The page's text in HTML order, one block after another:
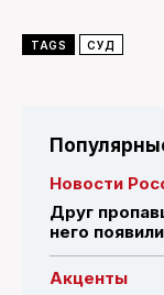
TAGS СУД
Новости
Друг
него
Акценты